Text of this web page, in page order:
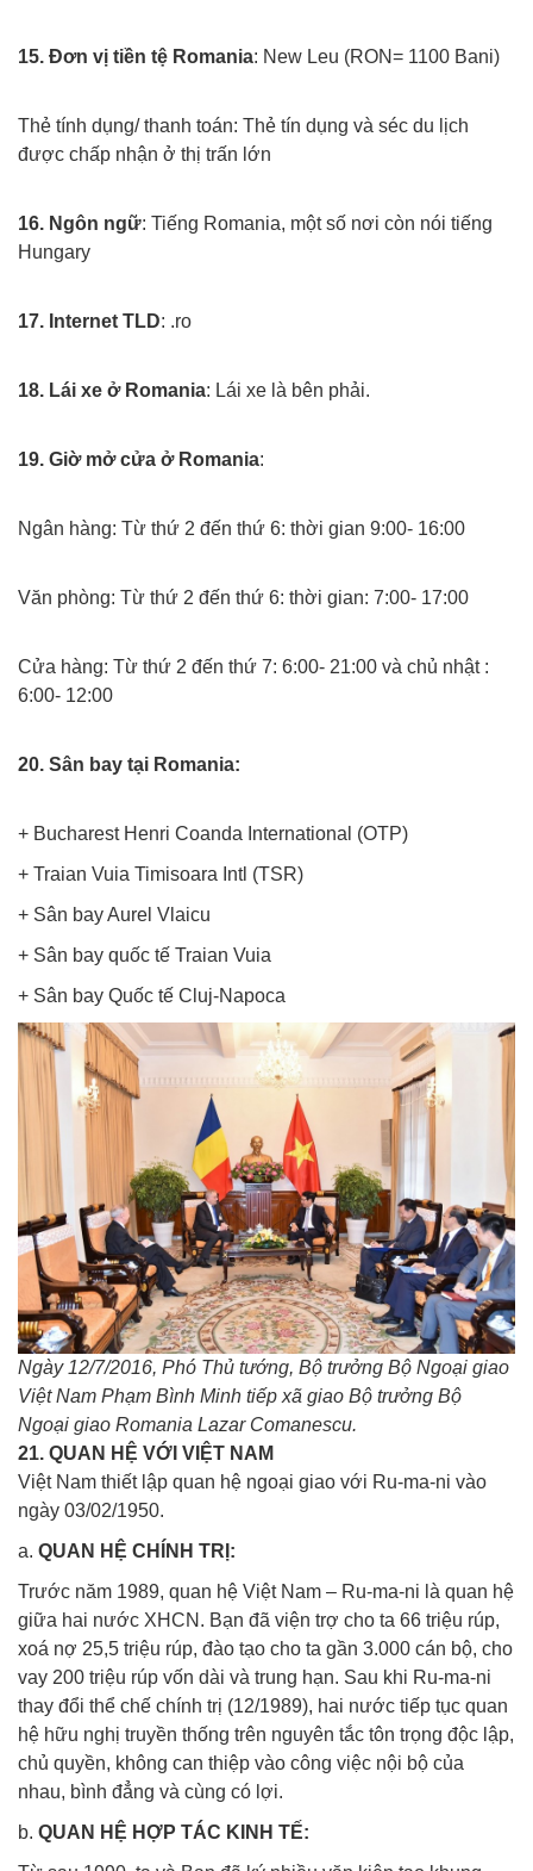
15. Đơn vị tiền tệ Romania: New Leu (RON= 1100 Bani)
Thẻ tính dụng/ thanh toán: Thẻ tín dụng và séc du lịch
được chấp nhận ở thị trấn lớn
16. Ngôn ngữ: Tiếng Romania, một số nơi còn nói tiếng
Hungary
17. Internet TLD: .ro
18. Lái xe ở Romania: Lái xe là bên phải.
19. Giờ mở cửa ở Romania:
Ngân hàng: Từ thứ 2 đến thứ 6: thời gian 9:00- 16:00
Văn phòng: Từ thứ 2 đến thứ 6: thời gian: 7:00- 17:00
Cửa hàng: Từ thứ 2 đến thứ 7: 6:00- 21:00 và chủ nhật :
6:00- 12:00
20. Sân bay tại Romania:
+ Bucharest Henri Coanda International (OTP)
+ Traian Vuia Timisoara Intl (TSR)
+ Sân bay Aurel Vlaicu
+ Sân bay quốc tế Traian Vuia
+ Sân bay Quốc tế Cluj-Napoca
Ngày 12/7/2016, Phó Thủ tướng, Bộ trưởng Bộ Ngoại giao
Việt Nam Phạm Bình Minh tiếp xã giao Bộ trưởng Bộ
Ngoại giao Romania Lazar Comanescu.
21. QUAN HỆ VỚI VIỆT NAM
Việt Nam thiết lập quan hệ ngoại giao với Ru-ma-ni vào
ngày 03/02/1950.
a. QUAN HỆ CHÍNH TRỊ:
Trước năm 1989, quan hệ Việt Nam – Ru-ma-ni là quan hệ
giữa hai nước XHCN. Bạn đã viện trợ cho ta 66 triệu rúp,
xoá nợ 25,5 triệu rúp, đào tạo cho ta gần 3.000 cán bộ, cho
vay 200 triệu rúp vốn dài và trung hạn. Sau khi Ru-ma-ni
thay đổi thể chế chính trị (12/1989), hai nước tiếp tục quan
hệ hữu nghị truyền thống trên nguyên tắc tôn trọng độc lập,
chủ quyền, không can thiệp vào công việc nội bộ của
nhau, bình đẳng và cùng có lợi.
b. QUAN HỆ HỢP TÁC KINH TẾ: